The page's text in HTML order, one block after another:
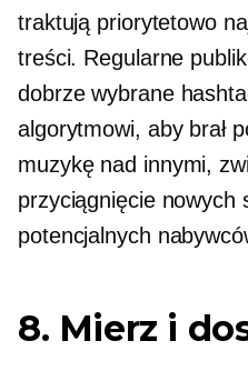
traktują priorytetowo
treści. Regularne
dobrze wybrane
algorytmowi, aby brał
muzykę nad innymi,
przyciągnięcie nowych
potencjalnych
8. Mierz i